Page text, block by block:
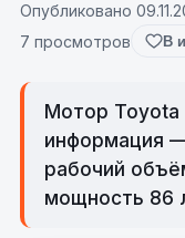
Опубликовано
7 просмотров В
Мотор Toyota
информация
рабочий
мощность 86